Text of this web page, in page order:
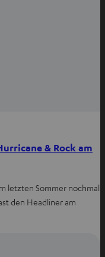
& Rock am
letzten Sommer nochmal
den Headliner am